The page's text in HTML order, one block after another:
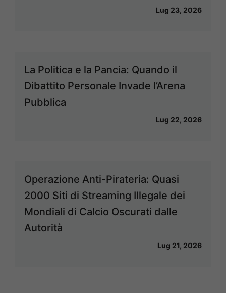
Lug 23, 2026
La Politica e la Pancia: Quando il
Dibattito Personale Invade l’Arena
Pubblica
Lug 22, 2026
Operazione Anti-Pirateria: Quasi
2000 Siti di Streaming Illegale dei
Mondiali di Calcio Oscurati dalle
Autorità
Lug 21, 2026